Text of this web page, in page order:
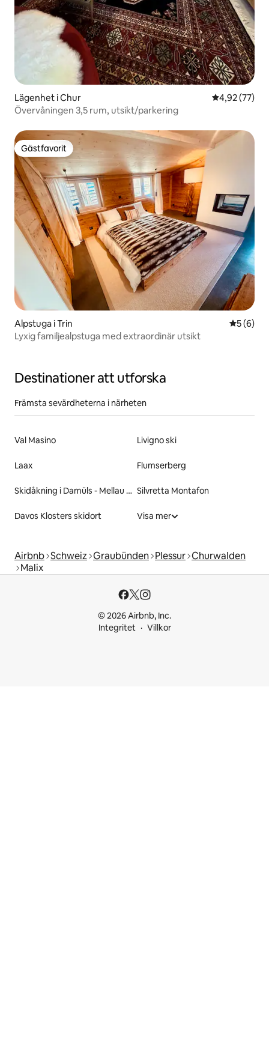
Lägenhet i Chur 4,92 av 5 i
4,92 (77)
Övervåningen 3,5 rum, utsikt/parkering
Gästfavorit
Gästfavorit
Alpstuga i Trin 5 av 5 i
5 (6)
Lyxig familjealpstuga med extraordinär utsikt
Destinationer att utforska
Främsta sevärdheterna i närheten
Val Masino Livigno ski
Laax Flumserberg
Skidåkning i Damüls - Mellau - Faschina Silvretta Montafon
Davos Klosters skidort Visa mer
Airbnb Schweiz Graubünden Plessur Churwalden
Malix
© 2026 Airbnb, Inc.
Integritet
Villkor